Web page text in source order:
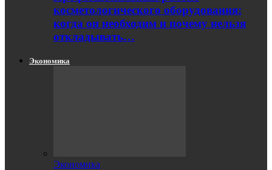
косметологического оборудования:
когда он необходим и почему нельзя
откладывать…
Экономика
Экономика